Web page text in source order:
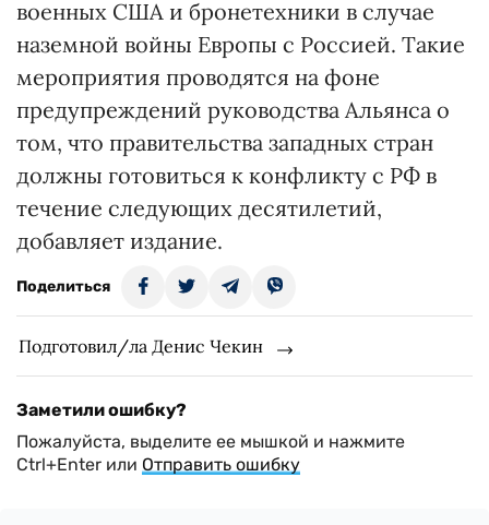
военных США и бронетехники в случае
наземной войны Европы с Россией. Такие
мероприятия проводятся на фоне
предупреждений руководства Альянса о
том, что правительства западных стран
должны готовиться к конфликту с РФ в
течение следующих десятилетий,
добавляет издание.
Поделиться
Подготовил/ла Денис Чекин
Заметили ошибку?
Пожалуйста, выделите ее мышкой и нажмите
Ctrl+Enter или Отправить ошибку